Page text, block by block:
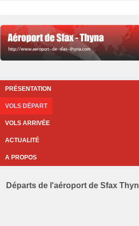
PRÉSENTATION
VOLS DÉPART
VOLS ARRIVÉE
ACTUALITÉ
A PROPOS
Départs de l'aéroport de Sfax